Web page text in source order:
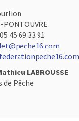
PONTOUVRE
05 45 69 33 91
LABROUSSE
de Pêche